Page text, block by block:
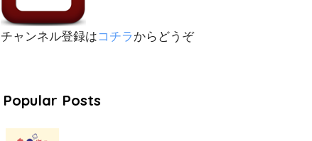
チャンネル登録はコチラ からどうぞ
Popular Posts